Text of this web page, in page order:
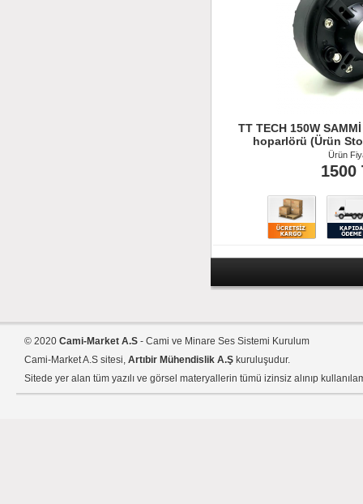
TT TECH 150W
hoparlörü (Ürün
Ürün
1500
Ürün İncele
© 2020 Cami-Market A.S - Cami ve Minare Ses Sistemi Kurulum
Cami-Market A.S sitesi, Artıbir Mühendislik A.Ş kuruluşudur.
Sitede yer alan tüm yazılı ve görsel materyallerin tümü izinsiz alınıp